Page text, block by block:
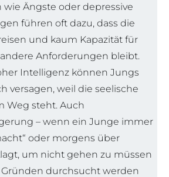
wie Ängste oder depressive
führen oft dazu, dass die
und kaum Kapazität für
Anforderungen bleibt.
Intelligenz können Jungs
versagen, weil die seelische
Weg steht. Auch
– wenn ein Junge immer
oder morgens über
um nicht gehen zu müssen
Gründen durchsucht werden